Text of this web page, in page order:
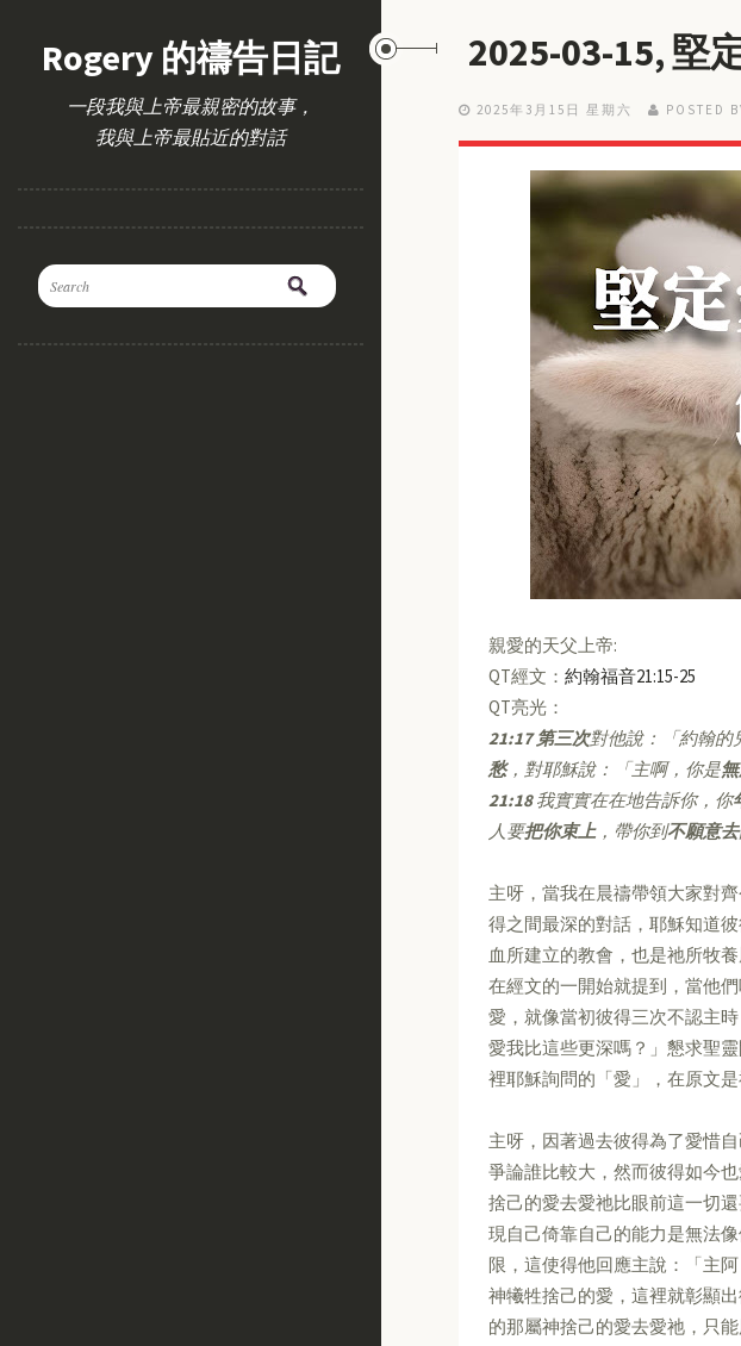
Rogery 的禱告日記
一段我與上帝最親密的故事，
我與上帝最貼近的對話
2025-03-15, 堅
2025年3月15日 星期六 POSTED
親愛的天父上帝:
QT經文： 約翰福音21:15-25
QT亮光：
21:17 第三次對他說：「約翰的
愁，對耶穌說：「主啊，你是
21:18我實實在在地告訴你，你
人要把你束上，帶你到不願意去
主呀，當我在晨禱帶領大家對
得之間最深的對話，耶穌知道
血所建立的教會，也是祂所牧
在經文的一開始就提到，當他
愛，就像當初彼得三次不認主
愛我比這些更深嗎？」懇求聖
裡耶穌詢問的「愛」，在原文
主呀，因著過去彼得為了愛惜
爭論誰比較大，然而彼得如今
捨己的愛去愛祂比眼前這一切
現自己倚靠自己的能力是無法
限，這使得他回應主說：「主
神犧牲捨己的愛，這裡就彰顯
的那屬神捨己的愛去愛祂，只